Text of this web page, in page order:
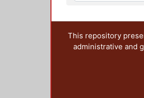
This repository
administrative and